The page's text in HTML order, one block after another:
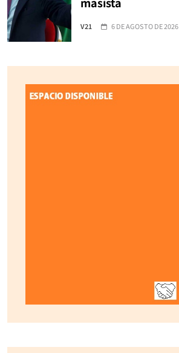
V21 6 DE AGOSTO DE 2026